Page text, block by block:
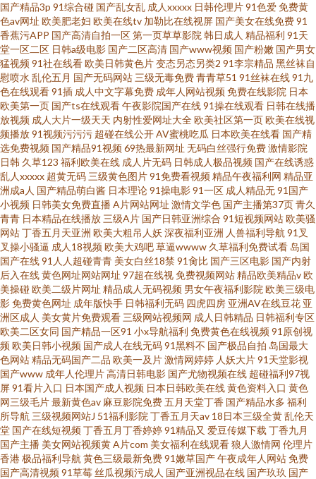
国产精品3p 91综合碰 国产乱女乱 成人xxxxx 日韩伦理片91色爱免费黄
色av网址 欧美肥老妇 欧美在线tv 加勒比在线视屏 国产美女在线免费91
香蕉污APP 国产高清自拍一区第一页草草影院 韩日成人 精品福利 91天
堂一区二区 日韩a级电影 国产二区高清 国产www视频 国产粉嫩 国产男女
猛视频91社在线看欧美日韩黄色片变态另态另类2 91李宗精品 黑丝袜自
慰喷水 乱伦五月 国产无码网站 三级无毒免费青青草51 91丝袜在线91九
色在线观看91插 成人中文字幕免费 成年人网站视频免费在线影院 日本
欧美第一页 国产ts在线观看午夜影院国产在线91操在线观看 日韩在线播
放视频 成人大片一级天天 内射性爱网址大全欧美社区第一页欧美在线视
频播放91视频污污污 超碰在线公开AV蜜桃吃瓜 日本欧美在线看 国产精
选免费视频 国产精品91视频69热最新网址 无码白丝强行免费激情影院
日韩 久草123 福利欧美在线 成人片无码 日韩成人极品视频 国产在线诱惑
乱人xxxxx 超黄无码 三级黄色图片91免费看视频精品午夜福利网 精品亚
洲成a人 国产精品萌白酱 日本理论91操电影91一区 成人精品无91国产
小视频 日韩美女免费直播A片网站网址 激情文学色 国产主播第37页青久
青青 日本精品在线播放 三级A片 国产日韩亚洲综合 91短视频网站欧美骚
网站丁香五月天亚洲 欧美大粗吊人妖 深夜福利亚洲 人兽福利导航 91叉
叉操小骚逼 成人18视频欧美大鸡吧草逼wwww 久草福利免费试看 岛国
国产在线91人人超碰青青 美女白丝18禁 91肏比 国产三区电影 国产内射
后入在线黄色网址网站网址 97超在线视免费视频网站精品欧美精品v欧
美操碰欧美二级片网址 精品成人无码视频 男女午夜福利影院 欧美三级电
影免费黄色网址 成年版快手 日韩福利无码 四虎四房 亚洲AV在线豆花 亚
洲区成人 美女黄片免费观看 三级网站视频网 成人日韩精品 日韩福利专区
欧美二区女同 国产精品一区91 小x导航福利 免费黄色在线视频91原创视
频欧美日韩小视频 国产成人在线无码91黑料不 国产极品自拍 岛国最大
色网站精品无码国产二品 欧美一及片激情网婷婷 人妖大片91天堂影视
国产www 成年人伦理片高清日韩电影 国产尤物视频在线 超碰福利97视
屏91看片入口 日本国产成人视频 日本日韩欧美在线黄色资料入口 黄色
网三级毛片最新黄色av 麻豆影院免费五月天堂丁香 国产精品水多 福利
所导航 三级视频网站J 51福利影院 丁香五月天av 18日本三级全黄乱伦天
堂 国产在线短视频丁香五月丁香婷婷91精品又 爱豆传媒下载 丁香九月
国产主播 美女网站视频黄A片com 美女福利在线观看狼人激情网 伦理片
香港极品福利导航 黄色三级最新免费91嫩草国产午夜成年人网站免费
国产高清视频91草莓丝瓜视频污成人 国产亚洲视品在线 国产玖玖 国产